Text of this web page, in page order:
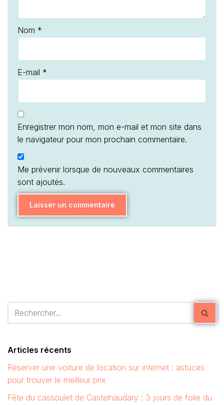
Nom *
E-mail *
Enregistrer mon nom, mon e-mail et mon site dans
le navigateur pour mon prochain commentaire.
Me prévenir lorsque de nouveaux commentaires
sont ajoutés.
Articles récents
Réserver une voiture de location sur internet : astuces
pour trouver le meilleur prix
Fête du cassoulet de Castelnaudary : 3 jours de folie du